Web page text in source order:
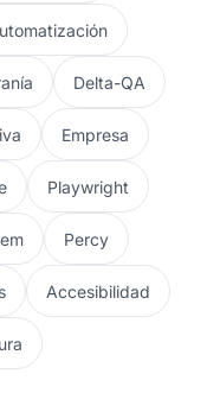
Delta-QA
Empresa
Playwright
Percy
Accesibilidad